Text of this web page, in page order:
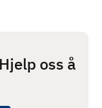
oss å